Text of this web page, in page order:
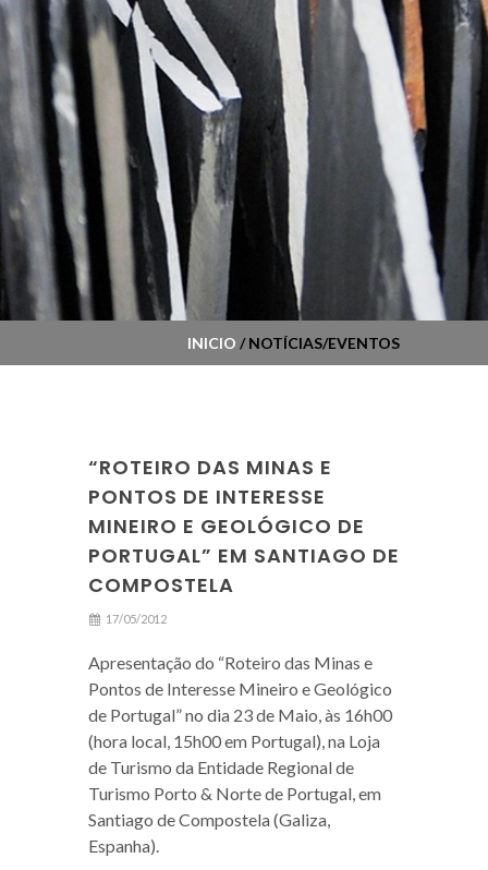
INICIO / NOTÍCIAS/EVENTOS
“ROTEIRO DAS MINAS E
PONTOS DE INTERESSE
MINEIRO E GEOLÓGICO DE
PORTUGAL” EM SANTIAGO DE
COMPOSTELA
17/05/2012
Apresentação do “Roteiro das Minas e
Pontos de Interesse Mineiro e Geológico
de Portugal” no dia 23 de Maio, às 16h00
(hora local, 15h00 em Portugal), na Loja
de Turismo da Entidade Regional de
Turismo Porto & Norte de Portugal, em
Santiago de Compostela (Galiza,
Espanha).